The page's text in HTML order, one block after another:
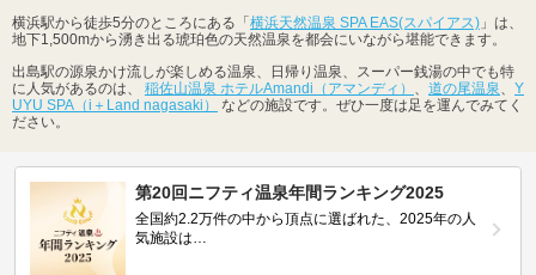
横浜駅から徒歩5分のところにある「 横浜天然温泉 SPA EAS(スパイアス) 」は、
地下1,500mから湧き出る琥珀色の天然温泉を都会にいながら堪能できます。
出島駅の源泉かけ流しが楽しめる温泉、日帰り温泉、スーパー銭湯の中でも特
に人気があるのは、 稲佐山温泉 ホテルAmandi（アマンディ） 、 道の尾温泉、 Y
UYU SPA（i＋Land nagasaki）
などの施設です。ぜひ一度は足を運んでみてく
ださい。
第20回ニフティ温泉年間ランキング2025
全国約2.2万件の中から頂点に選ばれた、2025年の人
気施設は…